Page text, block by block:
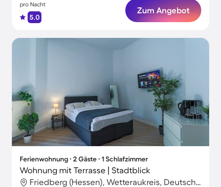
pro Nacht
5.0
Zum Angebot
Ferienwohnung ∙ 2 Gäste ∙ 1 Schlafzimmer
Wohnung mit Terrasse | Stadtblick
Friedberg (Hessen), Wetteraukreis, Deutschland